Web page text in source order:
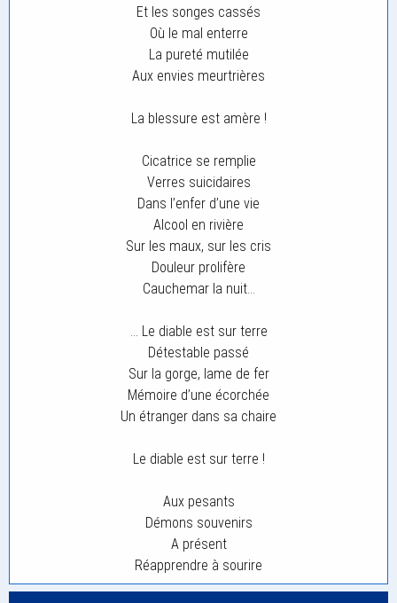
Et les songes cassés
Où le mal enterre
La pureté mutilée
Aux envies meurtrières
La blessure est amère !
Cicatrice se remplie
Verres suicidaires
Dans l’enfer d’une vie
Alcool en rivière
Sur les maux, sur les cris
Douleur prolifère
Cauchemar la nuit…
… Le diable est sur terre
Détestable passé
Sur la gorge, lame de fer
Mémoire d’une écorchée
Un étranger dans sa chaire
Le diable est sur terre !
Aux pesants
Démons souvenirs
A présent
Réapprendre à sourire